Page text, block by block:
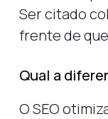
Ser citado
frente de
Qual a
O SEO